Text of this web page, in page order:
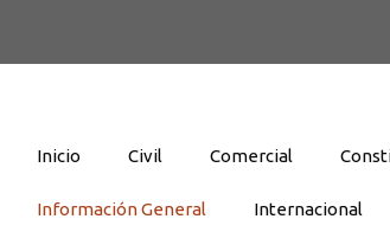
Inicio Civil Comercial
Información General Internacional